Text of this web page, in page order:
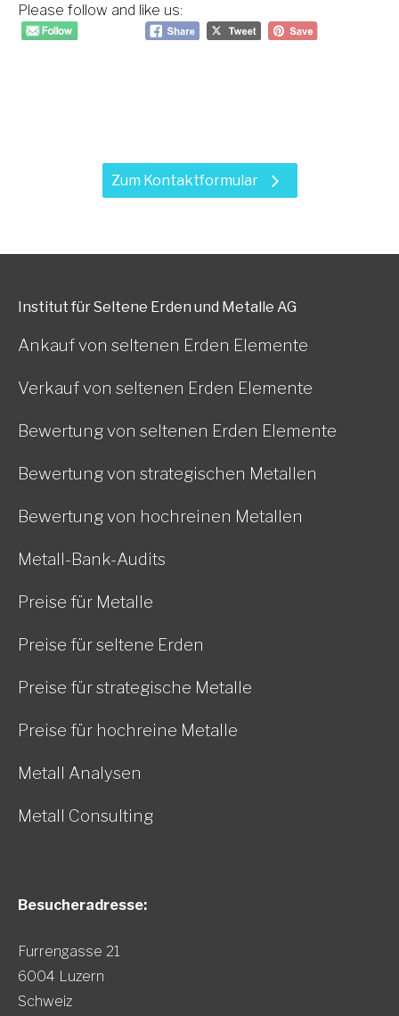
Please follow and like us:
Zum Kontaktformular
Institut für Seltene Erden und Metalle AG
Ankauf von seltenen Erden Elemente
Verkauf von seltenen Erden Elemente
Bewertung von seltenen Erden Elemente
Bewertung von strategischen Metallen
Bewertung von hochreinen Metallen
Metall-Bank-Audits
Preise für Metalle
Preise für seltene Erden
Preise für strategische Metalle
Preise für hochreine Metalle
Metall Analysen
Metall Consulting
Besucheradresse:
Furrengasse 21
6004 Luzern
Schweiz